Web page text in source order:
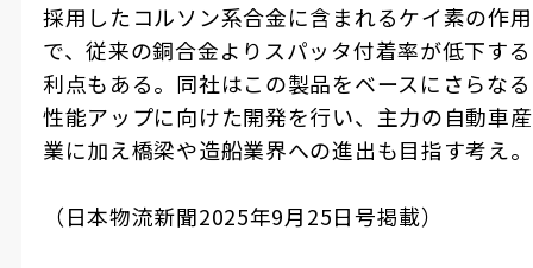
採用したコルソン系合金に含まれるケイ素の作用
で、従来の銅合金よりスパッタ付着率が低下する
利点もある。同社はこの製品をベースにさらなる
性能アップに向けた開発を行い、主力の自動車産
業に加え橋梁や造船業界への進出も目指す考え。
（日本物流新聞2025年9月25日号掲載）